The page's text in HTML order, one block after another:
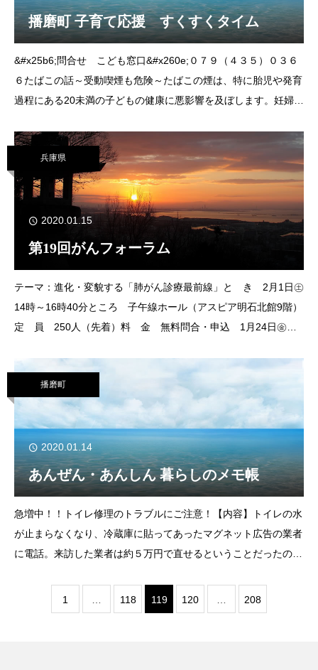
播磨町 子育て応援 すくすくタイム
&#x25b6;問合せ こども窓口&#x260e;０７９（４３５）０３６
６たばこの話～受動喫煙も危険～たばこの煙は、特に胎児や発育
過程にある20未満の子どもの健康に悪影響を及ぼします。妊婦が
的に吸い込む受動喫煙を
兵庫県
2020.01.15
第19回がんフォーラム
テーマ：進化・変貌する「肺がん診療最前線」と き 2月1日㊏
14時～16時40分ところ 子午線ホール（アスピア明石北館9階）
定 員 250人（先着）料 金 無料問合・申込 1月24日㊎ま
番号、ファクス番号を県立が
播磨町
2020.01.14
あんぜん・あんしん 暮らしのメモ帳
急増中！！トイレ修理のトラブルにご注意！【内容】トイレの水
が止まらなくなり、冷蔵庫に貼ってあったマグネット広告の業者
に電話。来訪した業者は約５万円で直せるということだったの
1 118 119 120 208